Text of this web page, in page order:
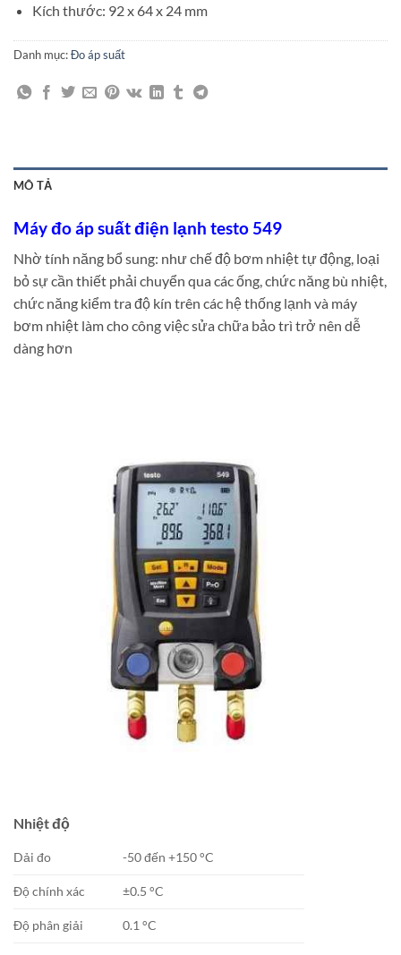
Kích thước: 92 x 64 x 24 mm
Danh mục:Đo áp suất
MÔ TẢ
Máy đo áp suất điện lạnh testo 549
Nhờ tính năng bổ sung: như chế độ bơm nhiệt tự động, loại
bỏ sự cần thiết phải chuyển qua các ống, chức năng bù nhiệt,
chức năng kiểm tra độ kín trên các hệ thống lạnh và máy
bơm nhiệt làm cho công việc sửa chữa bảo trì trở nên dễ
dàng hơn
Nhiệt độ
Dải đo -50 đến +150 °C
Độ chính xác ±0.5 °C
Độ phân giải 0.1 °C